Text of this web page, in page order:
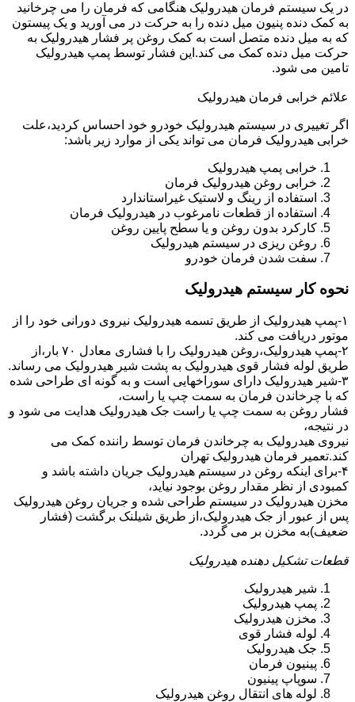
در یک سیستم فرمان هیدرولیک هنگامی که فرمان را می چرخانید
به کمک دنده پنیون میل دنده را به حرکت در می آورید و یک پیستون
که به میل دنده متصل است به کمک روغن پر فشار هیدرولیک به
حرکت میل دنده کمک می کند.این فشار توسط پمپ هیدرولیک
تامین می شود.
علائم خرابی فرمان هیدرولیک
اگر تغییری در سیستم هیدرولیک خودرو خود احساس کردید،علت
خرابی هیدرولیک فرمان می تواند یکی از موارد زیر باشد:
خرابی پمپ هیدرولیک
خرابی روغن هیدرولیک فرمان
استفاده از رینگ و لاستیک غیراستاندارد
استفاده از قطعات نامرغوب در هیدرولیک فرمان
کارکرد بدون روغن و یا سطح پایین روغن
روغن ریزی در سیستم هیدرولیک
سفت شدن فرمان خودرو
نحوه کار سیستم هیدرولیک
۱-پمپ هیدرولیک از طریق تسمه هیدرولیک نیروی دورانی خود را از
موتور دریافت می کند.
۲-پمپ هیدرولیک،روغن هیدرولیک را با فشاری معادل ۷۰ بار،از
طریق لوله فشار قوی هیدرولیک به پشت شیر هیدرولیک می رساند.
۳-شیر هیدرولیک دارای سوراخهایی است و به گونه ای طراحی شده
که با چرخاندن فرمان به سمت چپ یا راست،
فشار روغن به سمت چپ یا راست جک هیدرولیک هدایت می شود و
در نتیجه،
نیروی هیدرولیک به چرخاندن فرمان توسط راننده کمک می
کند.تعمیر فرمان هیدرولیک تهران
۴-برای اینکه روغن در سیستم هیدرولیک جریان داشته باشد و
کمبودی از نظر مقدار روغن بوجود نیاید،
مخزن هیدرولیک در سیستم طراحی شده و جریان روغن هیدرولیک
پس از عبور از جک هیدرولیک،از طریق شیلنک برگشت (فشار
ضعیف)به مخزن بر می گردد.
قطعات تشکیل دهنده هیدرولیک
شیر هیدرولیک
پمپ هیدرولیک
مخزن هیدرولیک
لوله فشار قوی
جک هیدرولیک
پینیون فرمان
سوپاپ پینیون
لوله های انتقال روغن هیدرولیک